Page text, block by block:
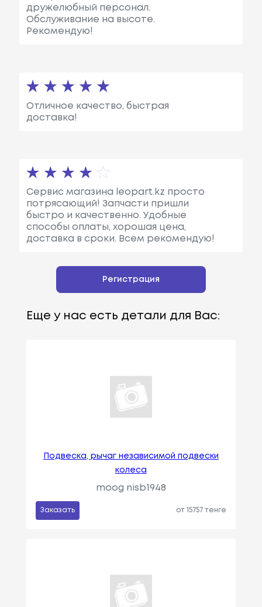
дружелюбный персонал.
Обслуживание на высоте.
Рекомендую!
Отличное качество, быстрая
доставка!
Сервис магазина leopart.kz просто
потрясающий! Запчасти пришли
быстро и качественно. Удобные
способы оплаты, хорошая цена,
доставка в сроки. Всем рекомендую!
Регистрация
Еще у нас есть детали для Вас:
Подвеска, рычаг независимой подвески
колеса
moog nisb1948
Заказать от 15757 тенге